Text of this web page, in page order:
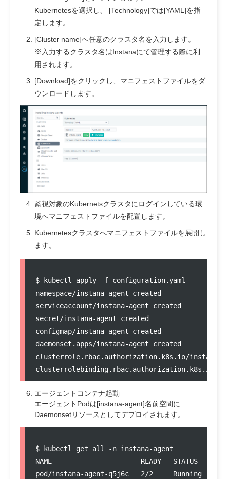
Kubernetesを選択し、 [Technology]では[YAML]を指
定します。
[Cluster name]へ任意のクラスタ名を入力します。
※入力するクラスタ名はInstanaにて管理する際に利
用されます。
[Download]をクリックし、マニフェストファイルをダ
ウンロードします。
監視対象のKubernetsクラスタにログインしている環
境へマニフェストファイルを配置します。
Kubernetesクラスタへマニフェストファイルを展開し
ます。
$ kubectl apply -f configuration.yaml
namespace/instana-agent created
serviceaccount/instana-agent created
secret/instana-agent created
configmap/instana-agent created
daemonset.apps/instana-agent created
clusterrole.rbac.authorization.k8s.io/instana-
エージェントコンテナ起動
エージェントPodは[instana-agent]名前空間に
Daemonsetリソースとしてデプロイされます。
$ kubectl get all -n instana-agent
NAME                      READY   STATUS
pod/instana-agent-q5j6c   2/2     Running